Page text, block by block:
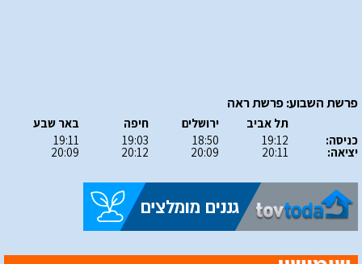
פרשת השבוע: פרשת ראה
כניסה:
יציאה:
תל אביב
19:12
20:11
ירושלים
18:50
20:09
חיפה
19:03
20:12
באר שבע
19:11
20:09